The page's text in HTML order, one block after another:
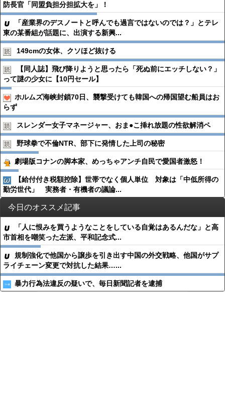
防長官「同盟負担分担拡大を」！
「産業界のデスノートと呼んでも過言ではないのでは？」とテレ
東の某番組が話題に、出演する新興...
149cmの女体、クソほど抜ける
【同人誌】飛び降りようと思ったら「死ぬ前にエッチしない？」
って謎の少女に【10円セール】
ホルムズ海峡封鎖70日、襲撃受けても韓国への帰国望む船員はお
らず
スレンダー女子マネージャー、おま●︎こ挿れ放題の性欲解消ペ
野球拳で不倫NTR、部下に発情した上司の秘密
劇場版コナンの脚本家、めっちゃアンチ自民で愛国者激怒！
【給付付き税額控除】世帯でなく個人単位 対象は「中低所得の
勤労世代」 実務者・有機者の議論...
今日のオススメ記事
「人に恨みを買うようなことをしている自覚はあるんだな」と高
市首相を嘲笑った左派、平和記念式...
規制強化で他国から譲歩を引き出す中国の外交戦略、他国がサプ
ライチェーン変更で対抗した結果…...
暴力行為法違反の疑いで、毎日新聞記者を逮捕